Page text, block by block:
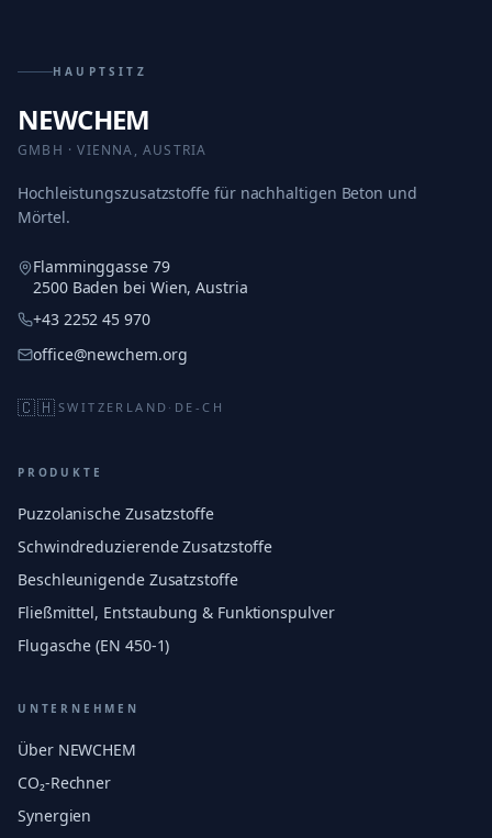
HAUPTSITZ
NEWCHEM
GMBH · VIENNA, AUSTRIA
Hochleistungszusatzstoffe für nachhaltigen Beton und
Mörtel.
Flamminggasse 79
2500 Baden bei Wien, Austria
+43 2252 45 970
office@newchem.org
🇨🇭 SWITZERLAND · DE-CH
PRODUKTE
Puzzolanische Zusatzstoffe
Schwindreduzierende Zusatzstoffe
Beschleunigende Zusatzstoffe
Fließmittel, Entstaubung & Funktionspulver
Flugasche (EN 450-1)
UNTERNEHMEN
Über NEWCHEM
CO₂-Rechner
Synergien